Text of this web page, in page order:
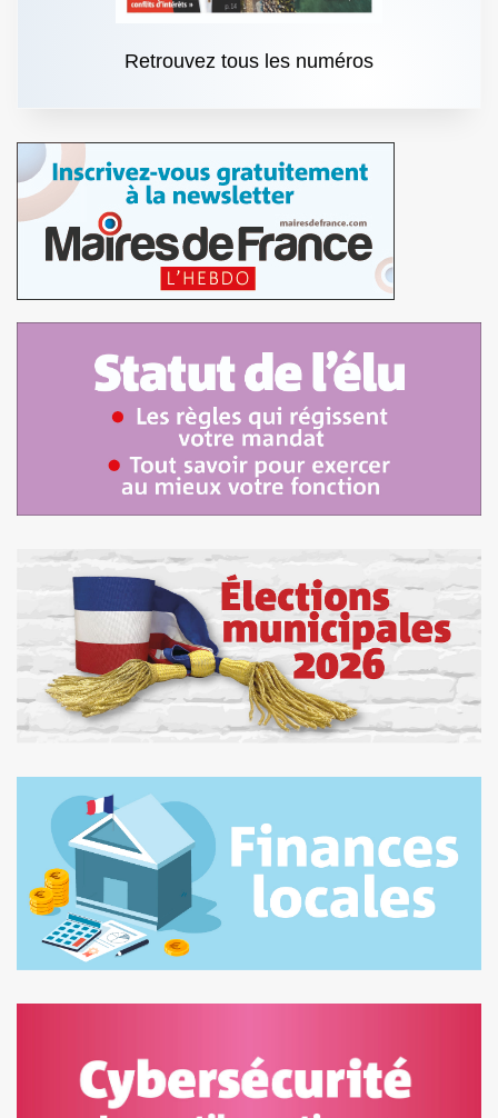
Retrouvez tous les numéros